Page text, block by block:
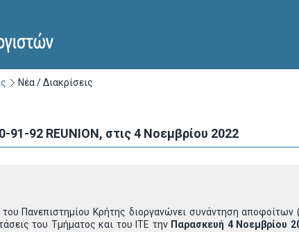
Νέα / Διακρίσεις
92 REUNION, στις 4 Νοεμβρίου 2022
Πανεπιστημίου Κρήτης διοργανώνει συνάντηση αποφοίτων
του Τμήματος και του ΙΤΕ την Παρασκευή 4 Νοεμβρίου